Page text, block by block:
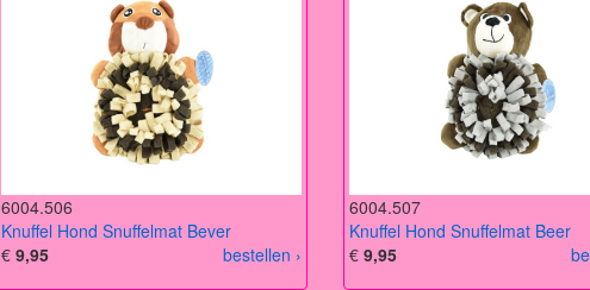
6004.506
Knuffel Hond Snuffelmat Bever
bestellen ›
€ 9,95
6004.507
Knuffel Hond Snuffelmat Beer
€ 9,95